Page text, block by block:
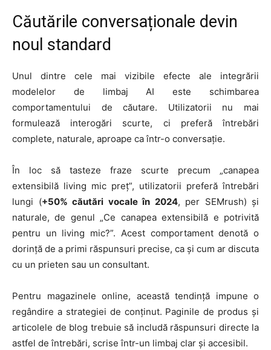
Căutările conversaționale devin
noul standard
Unul dintre cele mai vizibile efecte ale integrării
modelelor de limbaj AI este schimbarea
comportamentului de căutare. Utilizatorii nu mai
formulează interogări scurte, ci preferă întrebări
complete, naturale, aproape ca într-o conversație.
În loc să tasteze fraze scurte precum „canapea
extensibilă living mic preț”, utilizatorii preferă întrebări
lungi (+50% căutări vocale în 2024, per SEMrush) și
naturale, de genul „Ce canapea extensibilă e potrivită
pentru un living mic?”. Acest comportament denotă o
dorință de a primi răspunsuri precise, ca și cum ar discuta
cu un prieten sau un consultant.
Pentru magazinele online, această tendință impune o
regândire a strategiei de conținut. Paginile de produs și
articolele de blog trebuie să includă răspunsuri directe la
astfel de întrebări, scrise într-un limbaj clar și accesibil.